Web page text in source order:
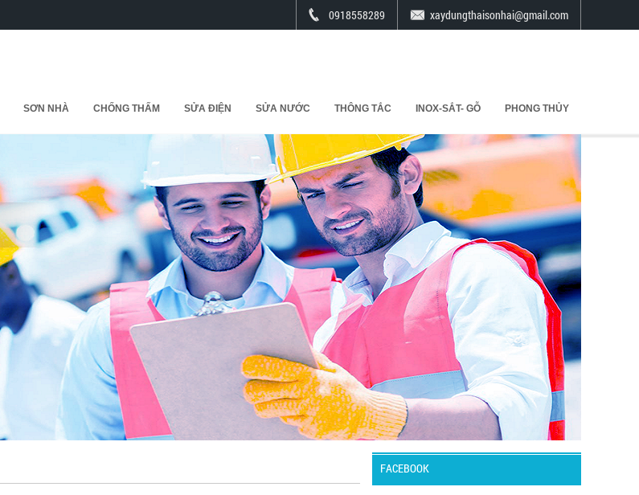
xaydungthaisonhai@gmail.com
0918558289
SƠN NHÀ CHỐNG THẤM SỬA ĐIỆN SỬA NƯỚC THÔNG TẮC INOX-SẮT- GỖ PHONG THỦY
FACEBOOK